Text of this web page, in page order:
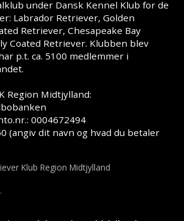
under Dansk Kennel Klub for de
Labrador Retriever, Golden
Retriever, Chesapeake Bay
Coated Retriever. Klubben blev
p.t. ca. 5100 medlemmer i
Region Midtjylland:
0004672494
(angiv dit navn og hvad du betaler
Klub Region Midtjylland